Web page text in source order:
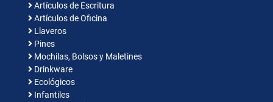
Artículos de Escritura
Artículos de Oficina
Llaveros
Pines
Mochilas, Bolsos y Maletines
Drinkware
Ecológicos
Infantiles